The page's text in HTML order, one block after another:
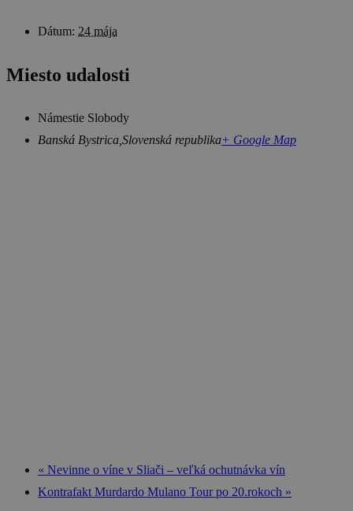
Dátum: 24 mája
Miesto udalosti
Námestie Slobody
Banská Bystrica Slovenská republika+ Google Map
« Nevinne o víne v Sliači – veľká ochutnávka vín
Kontrafakt Murdardo Mulano Tour po 20.rokoch »